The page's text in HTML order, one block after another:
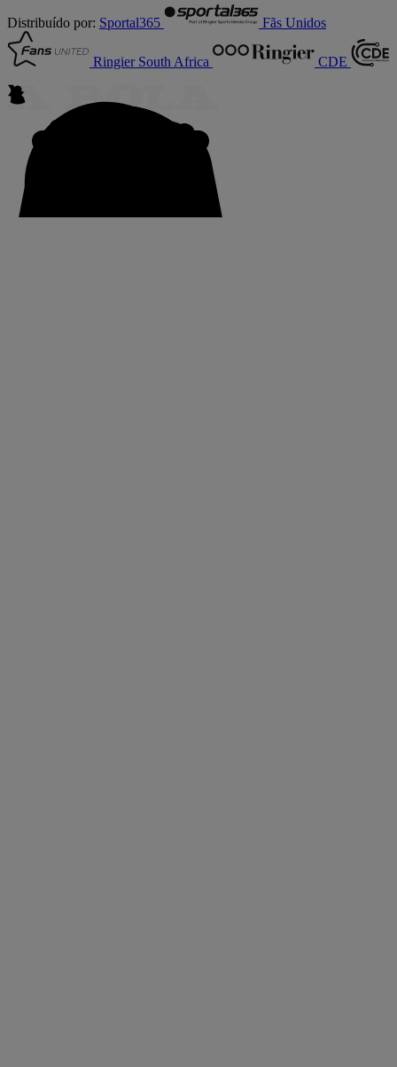
Distribuído por: Sportal365 Fãs Unidos
Ringier South Africa CDE